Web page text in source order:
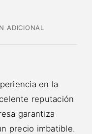
ADICIONAL
en la
reputación
garantiza
precio imbatible.